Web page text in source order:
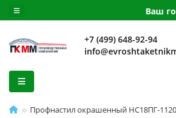
Ваш
+7 (499) 648-92-94
Профнастил окрашенный НС18ПГ-